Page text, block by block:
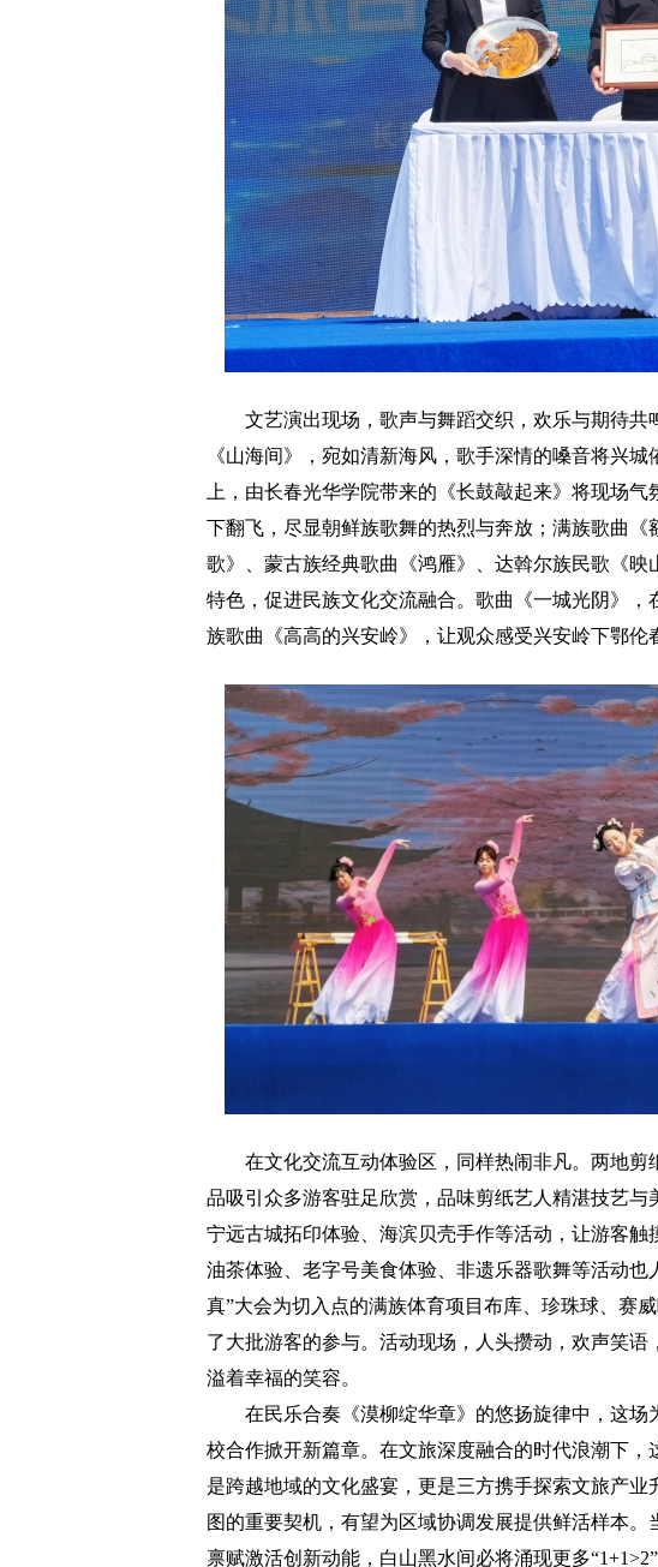
文艺演出现场，歌声与舞蹈交织，欢乐与期待共
《山海间》，宛如清新海风，歌手深情的嗓音将兴
上，由长春光华学院带来的《长鼓敲起来》将现场
下翻飞，尽显朝鲜族歌舞的热烈与奔放；满族歌曲
歌》、蒙古族经典歌曲《鸿雁》、达斡尔族民歌《
特色，促进民族文化交流融合。歌曲《一城光阴》
族歌曲《高高的兴安岭》，让观众感受兴安岭下鄂伦
在文化交流互动体验区，同样热闹非凡。两地剪
品吸引众多游客驻足欣赏，品味剪纸艺人精湛技艺与
宁远古城拓印体验、海滨贝壳手作等活动，让游客
油茶体验、老字号美食体验、非遗乐器歌舞等活动也
真”大会为切入点的满族体育项目布库、珍珠球、赛
了大批游客的参与。活动现场，人头攒动，欢声笑
溢着幸福的笑容。
在民乐合奏《漠柳绽华章》的悠扬旋律中，这场
校合作掀开新篇章。在文旅深度融合的时代浪潮下，
是跨越地域的文化盛宴，更是三方携手探索文旅产
图的重要契机，有望为区域协调发展提供鲜活样本
禀赋激活创新动能，白山黑水间必将涌现更多“1+1>2”